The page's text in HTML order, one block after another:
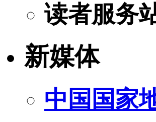
读者服务
新媒体
中国国家